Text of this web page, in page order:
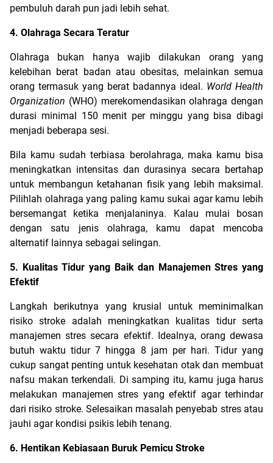
pembuluh darah pun jadi lebih sehat.
4. Olahraga Secara Teratur
Olahraga bukan hanya wajib dilakukan orang yang
kelebihan berat badan atau obesitas, melainkan semua
orang termasuk yang berat badannya ideal. World Health
Organization (WHO) merekomendasikan olahraga dengan
durasi minimal 150 menit per minggu yang bisa dibagi
menjadi beberapa sesi.
Bila kamu sudah terbiasa berolahraga, maka kamu bisa
meningkatkan intensitas dan durasinya secara bertahap
untuk membangun ketahanan fisik yang lebih maksimal.
Pilihlah olahraga yang paling kamu sukai agar kamu lebih
bersemangat ketika menjalaninya. Kalau mulai bosan
dengan satu jenis olahraga, kamu dapat mencoba
alternatif lainnya sebagai selingan.
5. Kualitas Tidur yang Baik dan Manajemen Stres yang
Efektif
Langkah berikutnya yang krusial untuk meminimalkan
risiko stroke adalah meningkatkan kualitas tidur serta
manajemen stres secara efektif. Idealnya, orang dewasa
butuh waktu tidur 7 hingga 8 jam per hari. Tidur yang
cukup sangat penting untuk kesehatan otak dan membuat
nafsu makan terkendali. Di samping itu, kamu juga harus
melakukan manajemen stres yang efektif agar terhindar
dari risiko stroke. Selesaikan masalah penyebab stres atau
jauhi agar kondisi psikis lebih tenang.
6. Hentikan Kebiasaan Buruk Pemicu Stroke